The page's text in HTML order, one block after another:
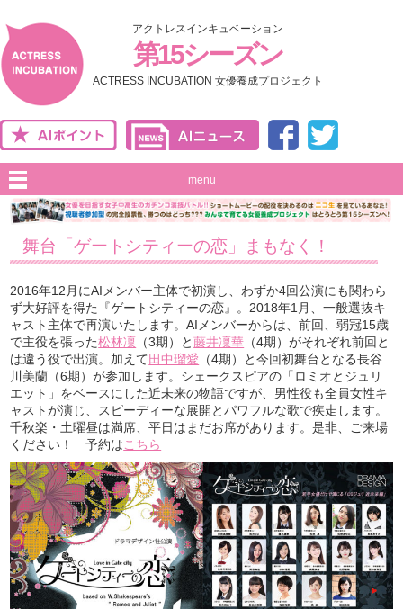
アクトレスインキュベーション
第15シーズン
ACTRESS INCUBATION 女優養成プロジェクト
menu
舞台「ゲートシティーの恋」まもなく！
2016年12月にAIメンバー主体で初演し、わずか4回公演にも関わら
ず大好評を得た『ゲートシティーの恋』。2018年1月、一般選抜キ
ャスト主体で再演いたします。AIメンバーからは、前回、弱冠15歳
で主役を張った松林凜 （3期）と藤井凜華 （4期）がそれぞれ前回と
は違う役で出演。加えて田中瑠愛 （4期）と今回初舞台となる長谷
川美蘭（6期）が参加します。シェークスピアの「ロミオとジュリ
エット」をベースにした近未来の物語ですが、男性役も全員女性キ
ャストが演じ、スピーディーな展開とパワフルな歌で疾走します。
千秋楽・土曜昼は満席、平日はまだお席があります。是非、ご来場
ください！ 予約はこちら